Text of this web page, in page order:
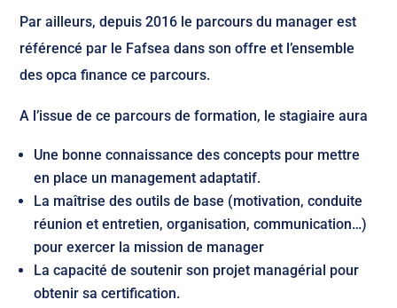
Par ailleurs, depuis 2016 le parcours du manager est
référencé par le Fafsea dans son offre et l’ensemble
des opca finance ce parcours.
A l’issue de ce parcours de formation, le stagiaire aura
Une bonne connaissance des concepts pour mettre
en place un management adaptatif.
La maîtrise des outils de base (motivation, conduite
réunion et entretien, organisation, communication…)
pour exercer la mission de manager
La capacité de soutenir son projet managérial pour
obtenir sa certification.